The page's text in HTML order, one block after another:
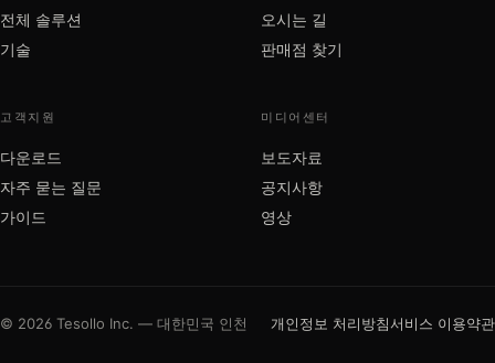
전체 솔루션
기술
오시는 길
판매점 찾기
고객지원
다운로드
자주 묻는 질문
가이드
미디어센터
보도자료
공지사항
영상
© 2026 Tesollo Inc. — 대한민국 인천 개인정보 처리방침서비스 이용약관